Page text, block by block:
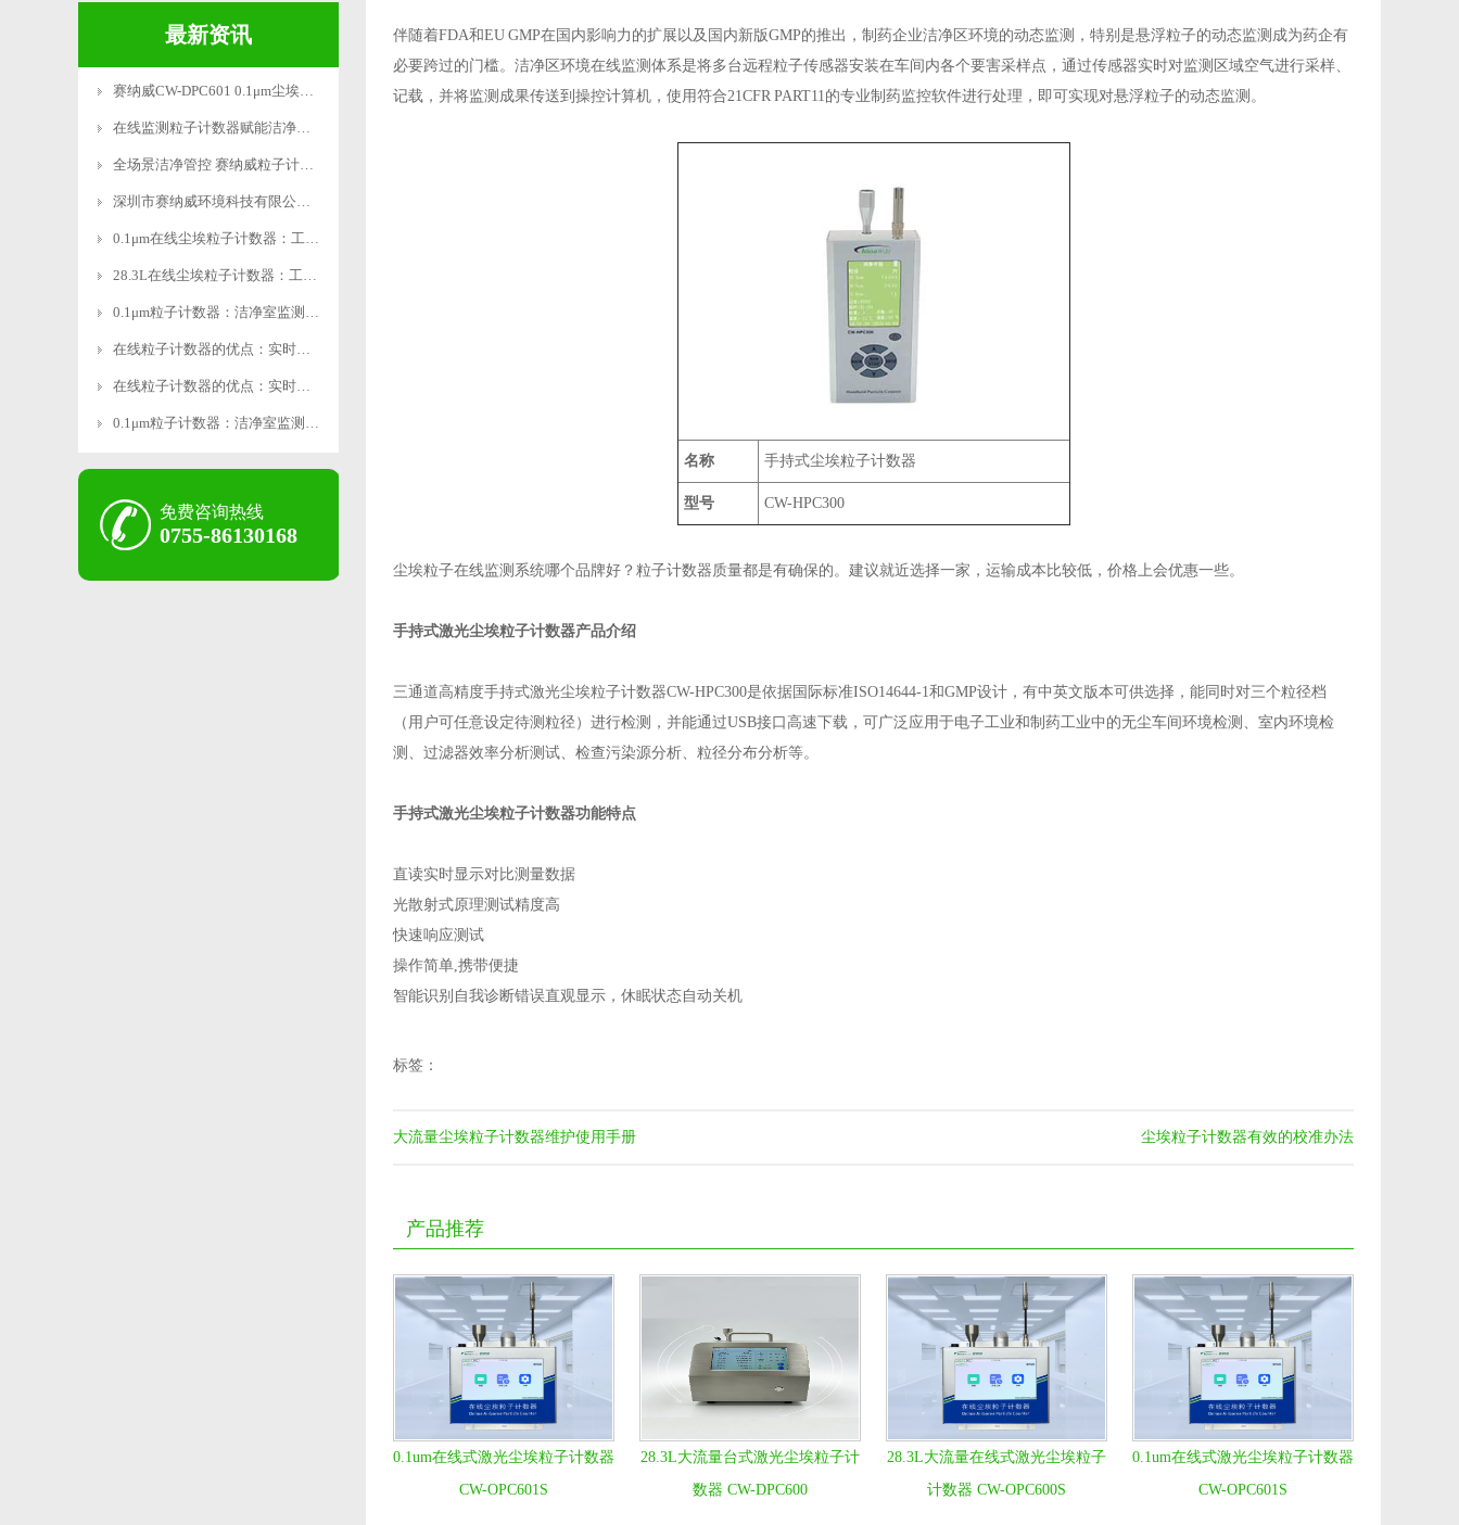
最新资讯
赛纳威CW-DPC601 0.1μm尘埃粒子计数器获双权威认证
在线监测粒子计数器赋能洁净车间智能管控
全场景洁净管控 赛纳威粒子计数器覆盖半导体 / 锂电 / 医药 / 航空航天全行业
深圳市赛纳威环境科技有限公司携创新产品 “0.1um在线尘埃粒子计数器” 闪耀 2025 亚太洁净展
0.1μm在线尘埃粒子计数器：工业级精密监测新标杆
28.3L在线尘埃粒子计数器：工业级精准监测，智能操作
0.1μm粒子计数器：洁净室监测的精密利器
在线粒子计数器的优点：实时监测，精准高效
在线粒子计数器的优点：实时监测，精准高效
0.1μm粒子计数器：洁净室监测的精密利器
免费咨询热线
0755-86130168
伴随着FDA和EU GMP在国内影响力的扩展以及国内新版GMP的推出，制药企业洁净区环境的动态监测，特别是悬浮粒子的动态监测成为药企有
必要跨过的门槛。洁净区环境在线监测体系是将多台远程粒子传感器安装在车间内各个要害采样点，通过传感器实时对监测区域空气进行采样、
记载，并将监测成果传送到操控计算机，使用符合21CFR PART11的专业制药监控软件进行处理，即可实现对悬浮粒子的动态监测。
名称 手持式尘埃粒子计数器
型号 CW-HPC300
尘埃粒子在线监测系统哪个品牌好？粒子计数器质量都是有确保的。建议就近选择一家，运输成本比较低，价格上会优惠一些。
手持式激光尘埃粒子计数器产品介绍
三通道高精度手持式激光尘埃粒子计数器CW-HPC300是依据国际标准ISO14644-1和GMP设计，有中英文版本可供选择，能同时对三个粒径档
（用户可任意设定待测粒径）进行检测，并能通过USB接口高速下载，可广泛应用于电子工业和制药工业中的无尘车间环境检测、室内环境检
测、过滤器效率分析测试、检查污染源分析、粒径分布分析等。
手持式激光尘埃粒子计数器功能特点
直读实时显示对比测量数据
光散射式原理测试精度高
快速响应测试
操作简单,携带便捷
智能识别自我诊断错误直观显示，休眠状态自动关机
标签：
大流量尘埃粒子计数器维护使用手册 尘埃粒子计数器有效的校准办法
产品推荐
0.1um在线式激光尘埃粒子计数器
CW-OPC601S
28.3L大流量台式激光尘埃粒子计
数器 CW-DPC600
28.3L大流量在线式激光尘埃粒子
计数器 CW-OPC600S
0.1um在线式激光尘埃粒子计数器
CW-OPC601S